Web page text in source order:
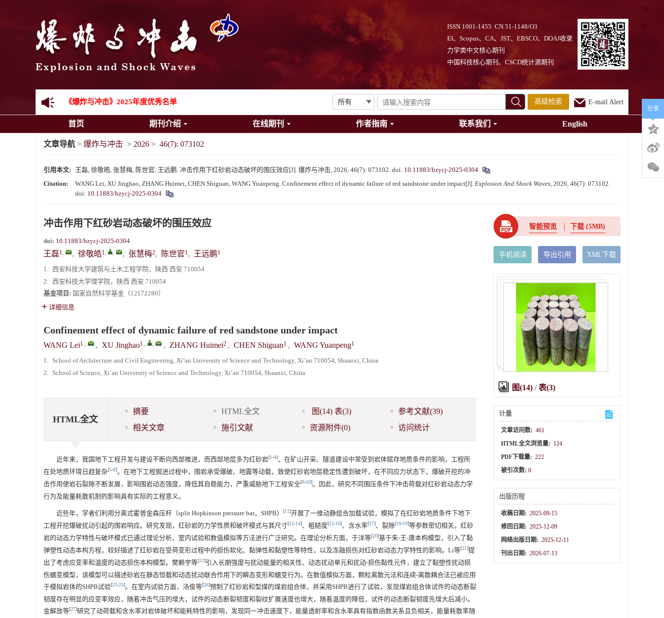
ISSN 1001-1455 CN 51-1148/O3
EI、Scopus、CA、JST、EBSCO、DOAJ收录
力学类中文核心期刊
中国科技核心期刊、CSCD统计源期刊
结构物高速出入水问题专题征稿启事
《爆炸与冲击》第一届青年编委入选人员名单
《爆炸与冲击》2025年度优秀名单 高级检索 E-mail Alert
首页 期刊介绍 在线期刊 作者指南 联系我们 English
文章导航 > 爆炸与冲击 > 2026 > 46(7): 073102
引用本文: 王磊, 徐敬皓, 张慧梅, 陈世官, 王远鹏. 冲击作用下红砂岩动态破坏的围压效应[J]. 爆炸与冲击, 2026, 46(7): 073102. doi: 10.11883/bzycj-2025-0304
Citation:
WANG Lei, XU Jinghao, ZHANG Huimei, CHEN Shiguan, WANG Yuanpeng. Confinement effect of dynamic failure of red sandstone under impact[J]. Explosion And Shock Waves, 2026, 46(7): 073102.
doi: 10.11883/bzycj-2025-0304
冲击作用下红砂岩动态破坏的围压效应
doi: 10.11883/bzycj-2025-0304
王磊1, , 徐敬皓1, , , 张慧梅2, 陈世官1, 王远鹏1
1. 西安科技大学建筑与土木工程学院，陕西 西安 710054
2. 西安科技大学理学院，陕西 西安 710054
基金项目: 国家自然科学基金（12172280）
详细信息
Confinement effect of dynamic failure of red sandstone under impact
WANG Lei1 , , XU Jinghao1 , , , ZHANG Huimei2 , CHEN Shiguan1 , WANG Yuanpeng1
1. School of Architecture and Civil Engineering, Xi’an University of Science and Technology, Xi’an 710054, Shaanxi, China
2. School of Science, Xi’an University of Science and Technology, Xi’an 710054, Shaanxi, China
HTML全文
摘要 HTML全文 图(14) 表(3) 参考文献(39)
相关文章
施引文献 资源附件(0) 访问统计
近年来，我国地下工程开发与建设不断向西部推进，而西部地层多为红砂岩[1-4]，在矿山开采、隧道建设中常受到岩体赋存地质条件的影响，工程所
在处地质环境日趋复杂[5-8]。在地下工程掘进过程中，围岩承受爆破、地震等动载，致使红砂岩地层稳定性遭到破坏，在不同应力状态下，爆破开挖的冲
击作用使岩石裂隙不断发展，影响围岩动态强度，降低其自稳能力，严重威胁地下工程安全[9-10]。因此，研究不同围压条件下冲击荷载对红砂岩动态力学
行为及能量耗散机制的影响具有实际的工程意义。
近些年，学者们利用分离式霍普金森压杆（split Hopkinson pressure bar，SHPB） [11]开展了一维动静组合加载试验，模拟了在红砂岩地质条件下地下
工程开挖爆破扰动引起的围岩响应。研究发现，红砂岩的力学性质和破坏模式与其尺寸[12-14]、粗糙度[15-16]、含水率[17]、裂隙[18-19]等参数密切相关。红砂
岩的动态力学特性与破坏模式已通过理论分析、室内试验和数值模拟等方法进行广泛研究。在理论分析方面，于洋等[20]基于朱-王-唐本构模型，引入了黏
弹塑性动态本构方程，较好描述了红砂岩在受荷变形过程中的损伤软化、黏弹性和黏塑性等特性，以及冻融损伤对红砂岩动态力学特性的影响。Li等[21]提
出了考虑应变率和温度的动态损伤本构模型。樊赖宇等[22]引入长期强度与扰动能量的相关性、动态扰动单元和扰动-损伤黏性元件，建立了黏塑性扰动损
伤蠕变模型，该模型可以描述砂岩在静态恒载和动态扰动联合作用下的瞬态变形和蠕变行为。在数值模拟方面，颗粒离散元法和连续-离散耦合法已被应用
于模拟岩体的SHPB试验[23-25]。在室内试验方面，汤俊等[26]预制了红砂岩和型煤的煤岩组合体，并采用SHPB进行了试验，发现煤岩组合体试件的动态断裂
韧度存在明显的应变率效应，随着冲击气压的增大，试件的动态断裂韧度和裂纹扩展速度也增大，随着温度的降低，试件的动态断裂韧度先增大后减小。
金解放等[27]研究了动荷载和含水率对岩体破坏和能耗特性的影响，发现同一冲击速度下，能量透射率和含水率具有指数函数关系且负相关，能量耗散率随
智能预览 下载(5MB)
手机阅读 导出引用 XML下载
图(14) /表(3)
计量
文章访问数: 461
HTML全文浏览量: 124
PDF下载量: 222
被引次数:0
出版历程
收稿日期: 2025-09-15
修回日期: 2025-12-09
网络出版日期: 2025-12-11
刊出日期: 2026-07-13
分享